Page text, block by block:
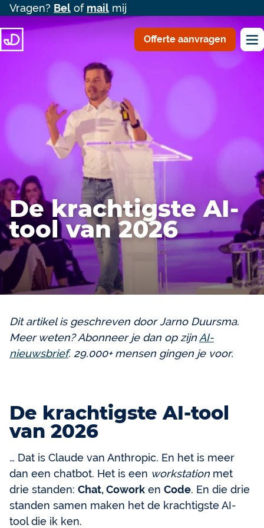
Vragen? Bel of mail mij
Offerte aanvragen
De krachtigste AI-
tool van 2026
Dit artikel is geschreven door Jarno Duursma.
Meer weten? Abonneer je dan op zijn AI-
nieuwsbrief. 29.000+ mensen gingen je voor.
De krachtigste AI-tool
van 2026
… Dat is Claude van Anthropic. En het is meer
dan een chatbot. Het is een workstation met
drie standen: Chat, Cowork en Code. En die drie
standen samen maken het de krachtigste AI-
tool die ik ken.